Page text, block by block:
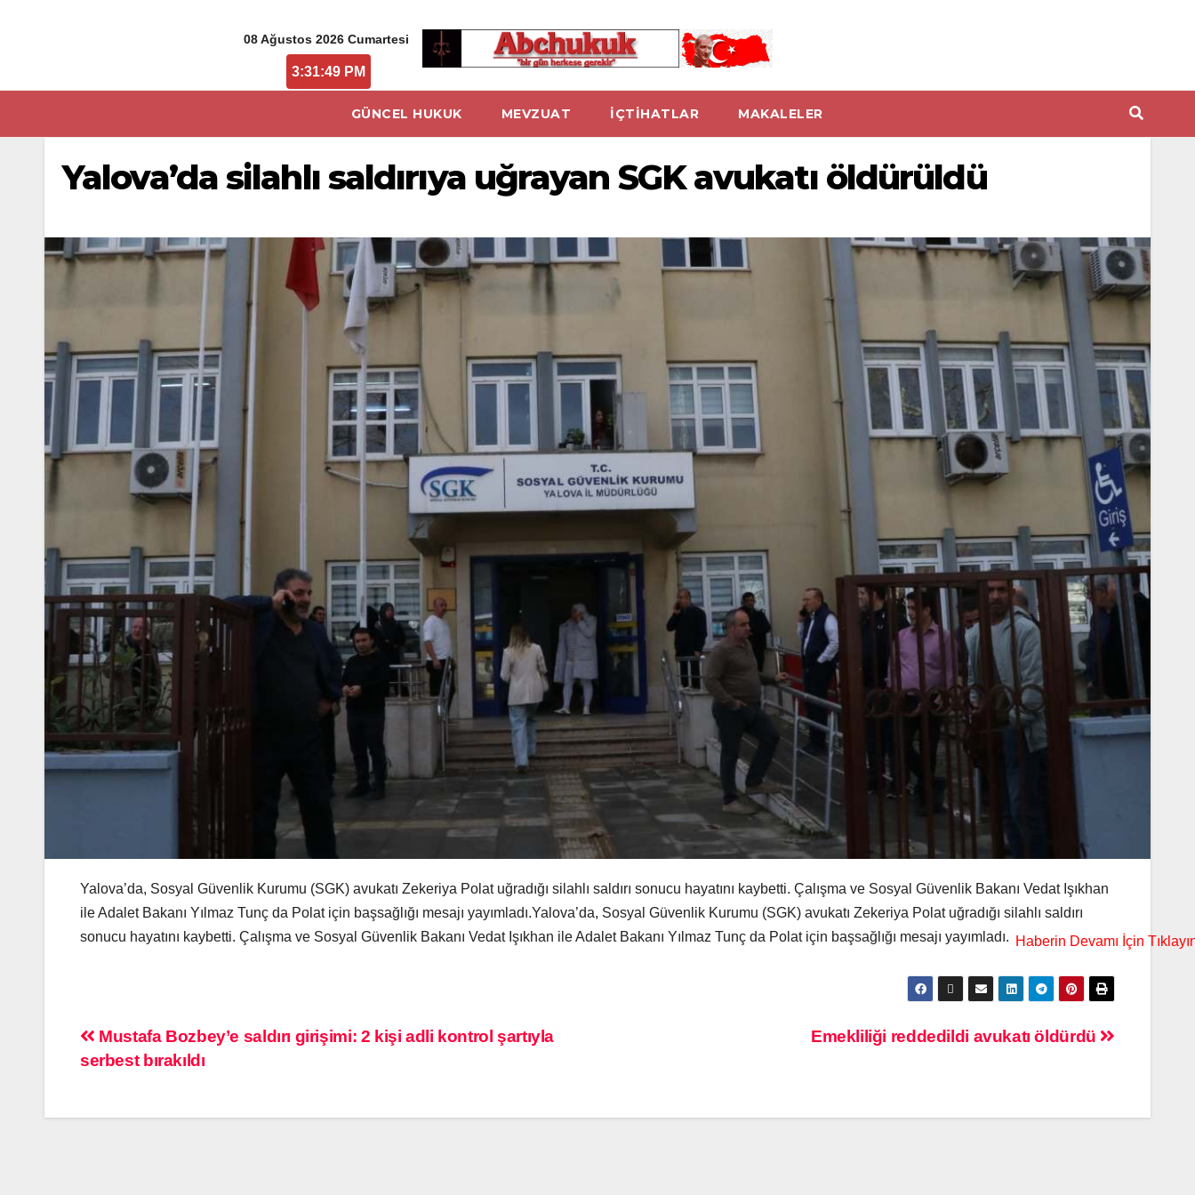
08 Ağustos 2026 Cumartesi
3:31:49 PM
GÜNCEL HUKUK MEVZUAT İÇTİHATLAR MAKALELER
Yalova’da silahlı saldırıya uğrayan SGK avukatı öldürüldü
Yalova’da, Sosyal Güvenlik Kurumu (SGK) avukatı Zekeriya Polat uğradığı silahlı saldırı sonucu hayatını kaybetti. Çalışma ve Sosyal Güvenlik Bakanı Vedat Işıkhan
ile Adalet Bakanı Yılmaz Tunç da Polat için başsağlığı mesajı yayımladı.Yalova’da, Sosyal Güvenlik Kurumu (SGK) avukatı Zekeriya Polat uğradığı silahlı saldırı
sonucu hayatını kaybetti. Çalışma ve Sosyal Güvenlik Bakanı Vedat Işıkhan ile Adalet Bakanı Yılmaz Tunç da Polat için başsağlığı mesajı yayımladı.
Emekliliği reddedildi avukatı öldürdü
Mustafa Bozbey’e saldırı girişimi: 2 kişi adli kontrol şartıyla
serbest bırakıldı